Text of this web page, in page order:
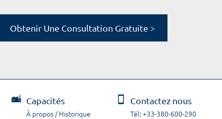
Obtenir Une Consultation Gratuite >
Capacités
À propos / Historique
Contactez nous
Tél: +33-380-600-290